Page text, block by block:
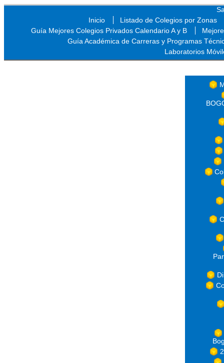
Inicio
Listado de Colegios por Zonas
Guía Mejores Colegios Privados Calendario A y B
Guía Académica de Carreras y Programas
Laboratorios